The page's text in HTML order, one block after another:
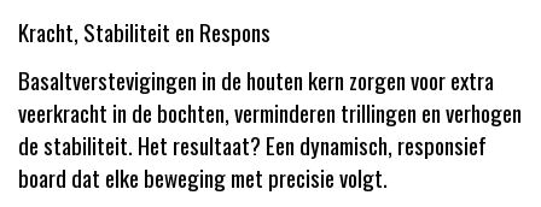
Kracht, Stabiliteit en Respons
Basaltverstevigingen in de houten kern zorgen voor extra
veerkracht in de bochten, verminderen trillingen en verhogen
de stabiliteit. Het resultaat? Een dynamisch, responsief
board dat elke beweging met precisie volgt.